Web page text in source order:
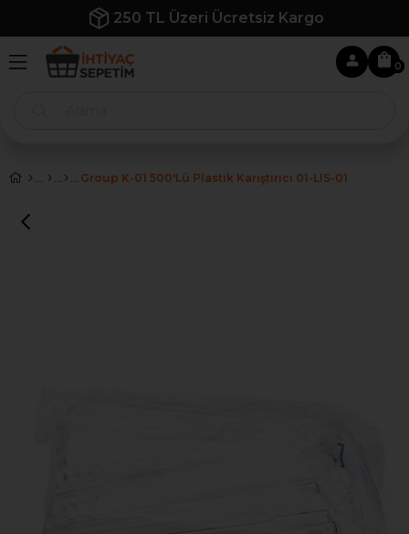
250 TL Üzeri Ücretsiz Kargo
0
Group K-01 500'lü Plastik Karıştırıcı 01-LIS-01